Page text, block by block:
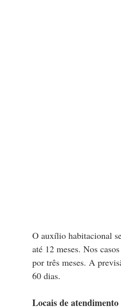
O auxílio habitacional
até 12 meses. Nos
por três meses. A
60 dias.
Locais de